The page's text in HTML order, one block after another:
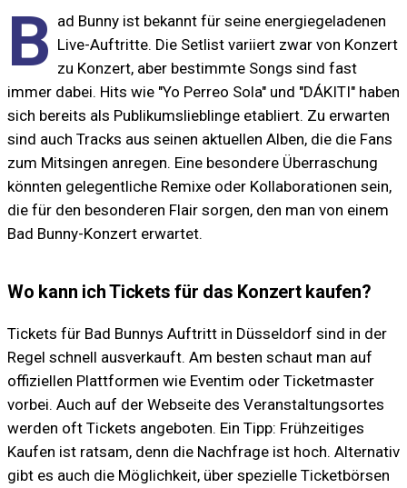
B ad Bunny ist bekannt für seine energiegeladenen
Live-Auftritte. Die Setlist variiert zwar von Konzert
zu Konzert, aber bestimmte Songs sind fast
immer dabei. Hits wie "Yo Perreo Sola" und "DÁKITI" haben
sich bereits als Publikumslieblinge etabliert. Zu erwarten
sind auch Tracks aus seinen aktuellen Alben, die die Fans
zum Mitsingen anregen. Eine besondere Überraschung
könnten gelegentliche Remixe oder Kollaborationen sein,
die für den besonderen Flair sorgen, den man von einem
Bad Bunny-Konzert erwartet.
Wo kann ich Tickets für das Konzert kaufen?
Tickets für Bad Bunnys Auftritt in Düsseldorf sind in der
Regel schnell ausverkauft. Am besten schaut man auf
offiziellen Plattformen wie Eventim oder Ticketmaster
vorbei. Auch auf der Webseite des Veranstaltungsortes
werden oft Tickets angeboten. Ein Tipp: Frühzeitiges
Kaufen ist ratsam, denn die Nachfrage ist hoch. Alternativ
gibt es auch die Möglichkeit, über spezielle Ticketbörsen